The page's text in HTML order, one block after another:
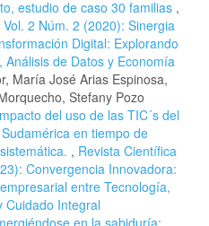
estudio de caso 30 familias ,
2 Núm. 2 (2020): Sinergia
Digital: Explorando
Análisis de Datos y Economía
María José Arias Espinosa,
Stefany Pozo
del uso de las TIC´s del
en tiempo de
, Revista Científica
Convergencia Innovadora:
entre Tecnología,
Cuidado Integral